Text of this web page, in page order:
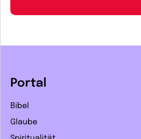
Portal
Bibel
Glaube